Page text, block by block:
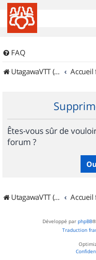
FAQ
UtagawaVTT (Randos VTT et VTTAE avec traces GPS)
Êtes-vous sûr de
forum ?
UtagawaVTT (Randos VTT et VTTAE avec traces GPS)
Développé par phpBB®
Traduction